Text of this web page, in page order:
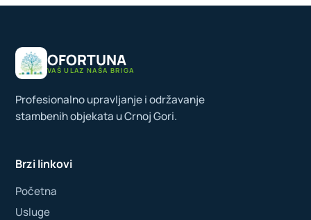
OFORTUNA
VAŠ ULAZ NAŠA BRIGA
Profesionalno upravljanje i održavanje
stambenih objekata u Crnoj Gori.
Brzi linkovi
Početna
Usluge